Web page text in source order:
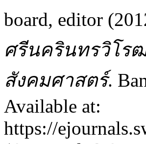
board, editor
ศรีนครินทรวิโร
สังคมศาสตร์.
Available at:
https://